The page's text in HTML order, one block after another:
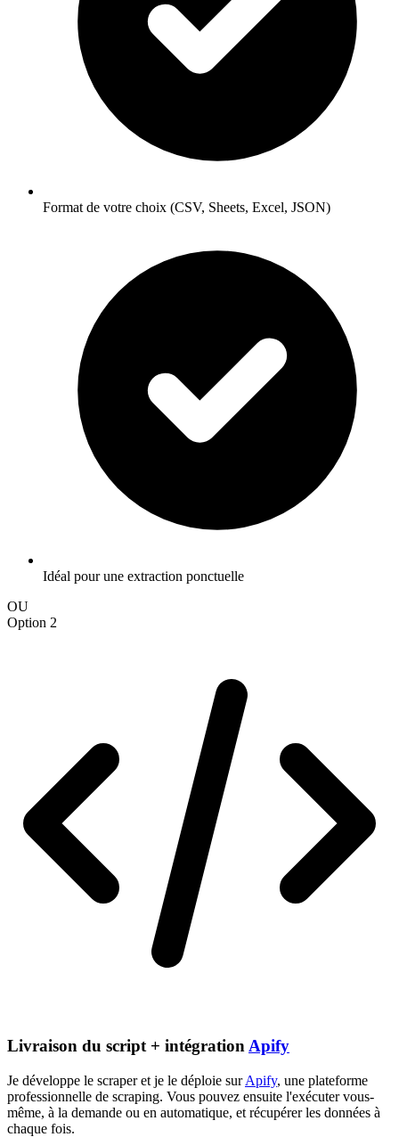
Format de votre choix (CSV, Sheets, Excel, JSON)
Idéal pour une extraction ponctuelle
OU
Option 2
Livraison du script + intégration Apify
Je développe le scraper et je le déploie surApify, une plateforme
professionnelle de scraping. Vous pouvez ensuite l'exécuter vous-
même, à la demande ou en automatique, et récupérer les données à
chaque fois.